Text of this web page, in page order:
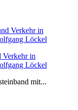
Verkehr in
Löckel
mit...